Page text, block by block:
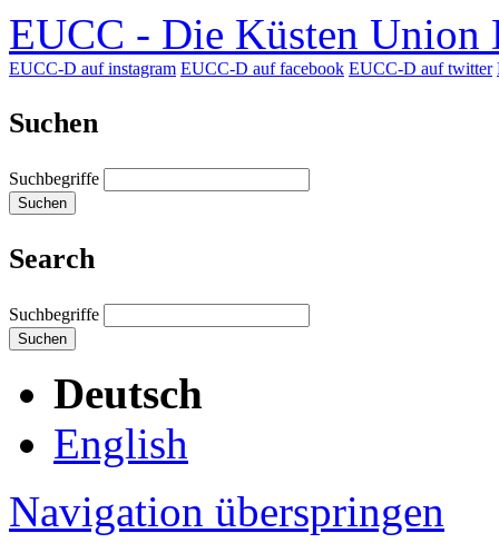
EUCC - Die Küsten Union
EUCC-D auf instagram EUCC-D auf facebook EUCC-D auf twitter
Suchen
Suchbegriffe
Suchen
Search
Suchbegriffe
Suchen
Deutsch
English
Navigation überspringen